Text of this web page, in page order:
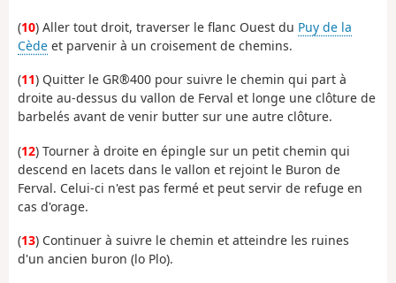
(10) Aller tout droit, traverser le flanc Ouest du Puy de la
Cède et parvenir à un croisement de chemins.
(11) Quitter le GR®400 pour suivre le chemin qui part à
droite au-dessus du vallon de Ferval et longe une clôture de
barbelés avant de venir butter sur une autre clôture.
(12) Tourner à droite en épingle sur un petit chemin qui
descend en lacets dans le vallon et rejoint le Buron de
Ferval. Celui-ci n'est pas fermé et peut servir de refuge en
cas d'orage.
(13) Continuer à suivre le chemin et atteindre les ruines
d'un ancien buron (lo Plo).